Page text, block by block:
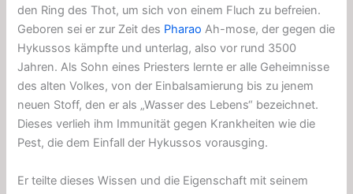
den Ring des Thot, um sich von einem Fluch zu befreien.
Geboren sei er zur Zeit des Pharao Ah-mose, der gegen die
Hykussos kämpfte und unterlag, also vor rund 3500
Jahren. Als Sohn eines Priesters lernte er alle Geheimnisse
des alten Volkes, von der Einbalsamierung bis zu jenem
neuen Stoff, den er als „Wasser des Lebens“ bezeichnet.
Dieses verlieh ihm Immunität gegen Krankheiten wie die
Pest, die dem Einfall der Hykussos vorausging.
Er teilte dieses Wissen und die Eigenschaft mit seinem